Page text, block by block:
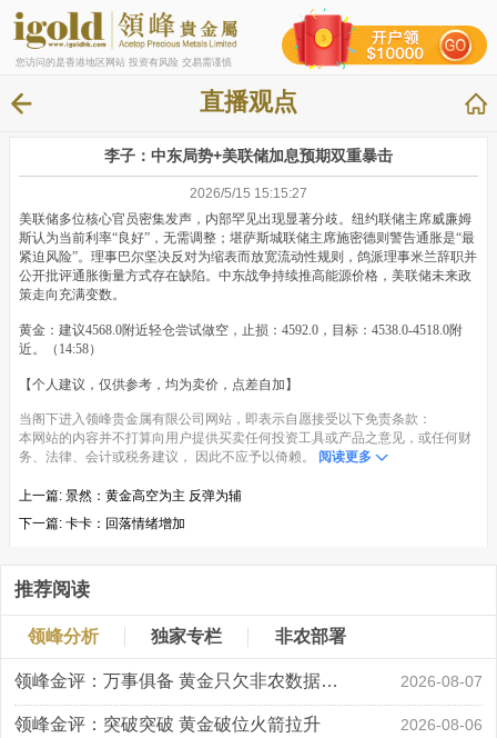
您访问的是香港地区网站 投资有风险 交易需谨慎
直播观点
李子：中东局势+美联储加息预期双重暴击
2026/5/15 15:15:27
美联储多位核心官员密集发声，内部罕见出现显著分歧。纽约联储主席威廉姆
斯认为当前利率“良好”，无需调整；堪萨斯城联储主席施密德则警告通胀是“最
紧迫风险”。理事巴尔坚决反对为缩表而放宽流动性规则，鸽派理事米兰辞职并
公开批评通胀衡量方式存在缺陷。中东战争持续推高能源价格，美联储未来政
策走向充满变数。
黄金：建议4568.0附近轻仓尝试做空，止损：4592.0，目标：4538.0-4518.0附
近。（14:58）
【个人建议，仅供参考，均为卖价，点差自加】
当阁下进入领峰贵金属有限公司网站，即表示自愿接受以下免责条款：
本网站的内容并不打算向用户提供买卖任何投资工具或产品之意见，或任何财
务、法律、会计或税务建议， 因此不应予以倚赖。
阅读更多
上一篇: 景然：黄金高空为主 反弹为辅
下一篇: 卡卡：回落情绪增加
推荐阅读
领峰分析 独家专栏 非农部署
领峰金评：万事俱备 黄金只欠非农数据“东风” 2026-08-07
领峰金评：突破突破 黄金破位火箭拉升 2026-08-06